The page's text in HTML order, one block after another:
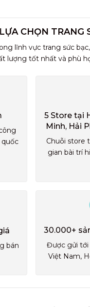
CHỌN TRANG
lĩnh vực trang sức
lượng tốt nhất và phù
5 Store tại
Minh, Hải
Chuỗi store
gian bài trí
bán
30.000+
Được gửi tới
Việt Nam,